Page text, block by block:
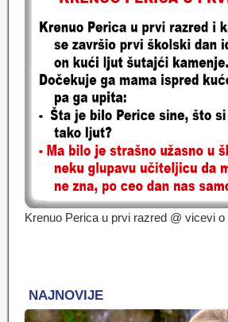
Krenuo Perica u prvi razred @ vicevi o